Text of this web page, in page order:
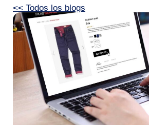
<< Todos los blogs